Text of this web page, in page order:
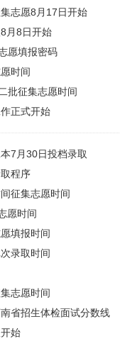
志愿8月17日开始
月8日开始
愿填报密码
时间
批征集志愿时间
正式开始
7月30日投档录取
程序
征集志愿时间
愿时间
填报时间
录取时间
志愿时间
省招生体检面试分数线
始